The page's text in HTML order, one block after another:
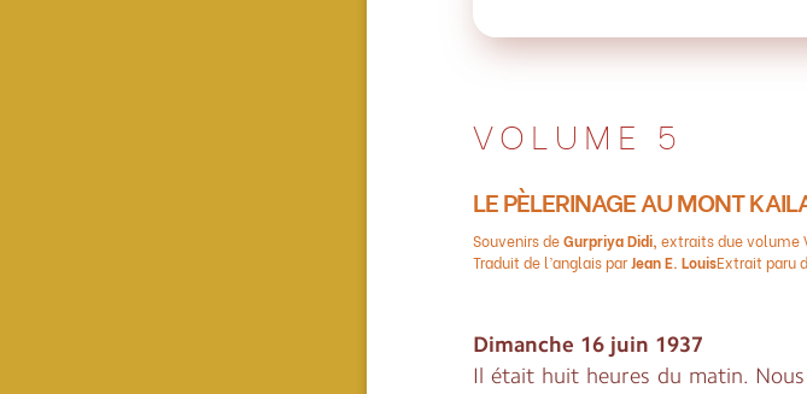
VOLUME 5
LE PÈLERINAGE AU MONT
Souvenirs deGurpriya Didi, extraits due volume
Traduit de l’anglais parJean E. LouisExtrait paru
Dimanche 16 juin 1937
Il était huit heures du matin.